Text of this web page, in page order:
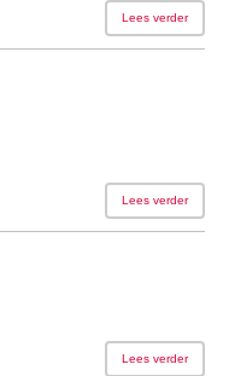
Lees verder
Lees verder
Lees verder